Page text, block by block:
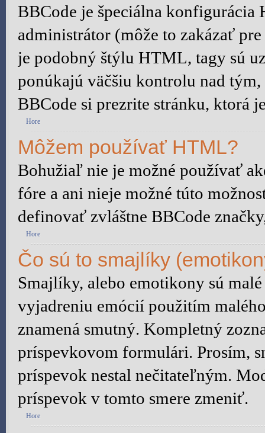
BBCode je špeciálna
administrátor (môže to zakázať
je podobný štýlu HTML, tagy sú
ponúkajú väčšiu kontrolu nad
BBCode si prezrite stránku, ktorá
Hore
Môžem používať HTML?
Bohužiaľ nie je možné používať
fóre a ani nieje možné túto
definovať zvláštne BBCode
Hore
Čo sú to smajlíky
Smajlíky, alebo emotikony sú
vyjadreniu emócií použitím
znamená smutný. Kompletný
príspevkovom formulári. Prosím,
príspevok nestal nečitateľným.
príspevok v tomto smere zmeniť.
Hore